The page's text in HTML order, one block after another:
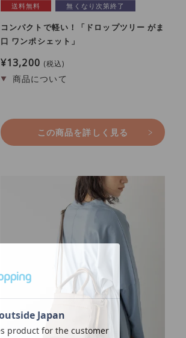
送料無料 無くなり次第終了
コンパクトで軽い！「ドロップツリー がま
口 ワンポシェット」
¥13,200 税込
この商品を詳しく見る